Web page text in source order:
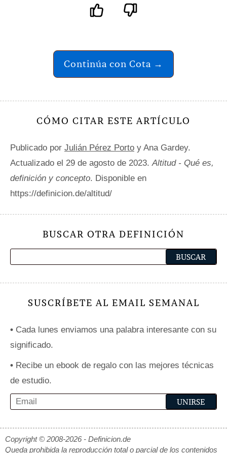
Continúa con Cota →
CÓMO CITAR ESTE ARTÍCULO
Publicado por Julián Pérez Porto y Ana Gardey.
Actualizado el 29 de agosto de 2023. Altitud - Qué es,
definición y concepto. Disponible en
https://definicion.de/altitud/
BUSCAR OTRA DEFINICIÓN
SUSCRÍBETE AL EMAIL SEMANAL
• Cada lunes enviamos una palabra interesante con su
significado.
• Recibe un ebook de regalo con las mejores técnicas
de estudio.
Copyright © 2008-2026 - Definicion.de
Queda prohibida la reproducción total o parcial de los contenidos